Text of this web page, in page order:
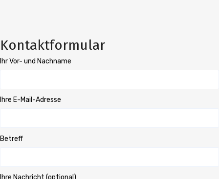
Kontaktformular
Ihr Vor- und Nachname
Ihre E-Mail-Adresse
Betreff